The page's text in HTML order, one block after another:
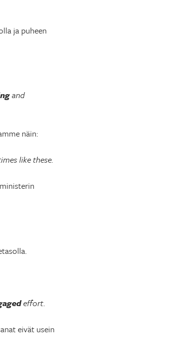
ja puheen
and
näin:
like these.
effort.
eivät usein